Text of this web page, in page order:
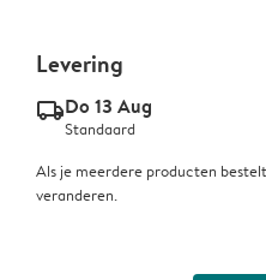
Levering
delivery_standard_v2Do 13 Aug
Standaard
Als je meerdere producten
veranderen.